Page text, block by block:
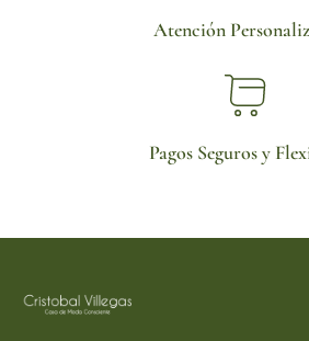
Atención
Pagos Seguros y